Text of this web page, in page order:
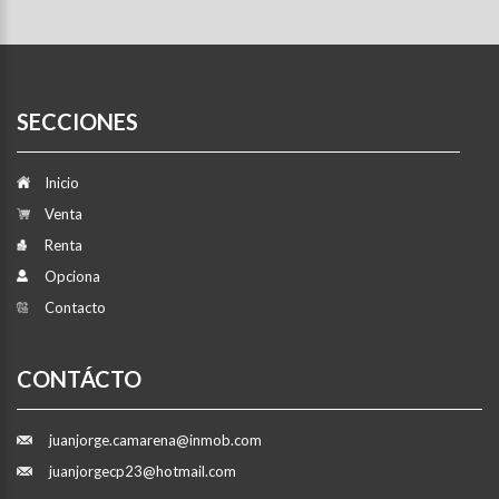
SECCIONES
Inicio
Venta
Renta
Opciona
Contacto
CONTÁCTO
juanjorge.camarena@inmob.com
juanjorgecp23@hotmail.com